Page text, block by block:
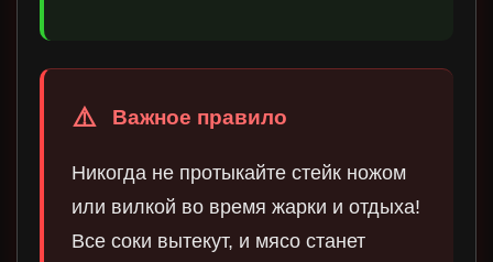
Важное правило
Никогда не протыкайте стейк ножом
или вилкой во время жарки и отдыха!
Все соки вытекут, и мясо станет